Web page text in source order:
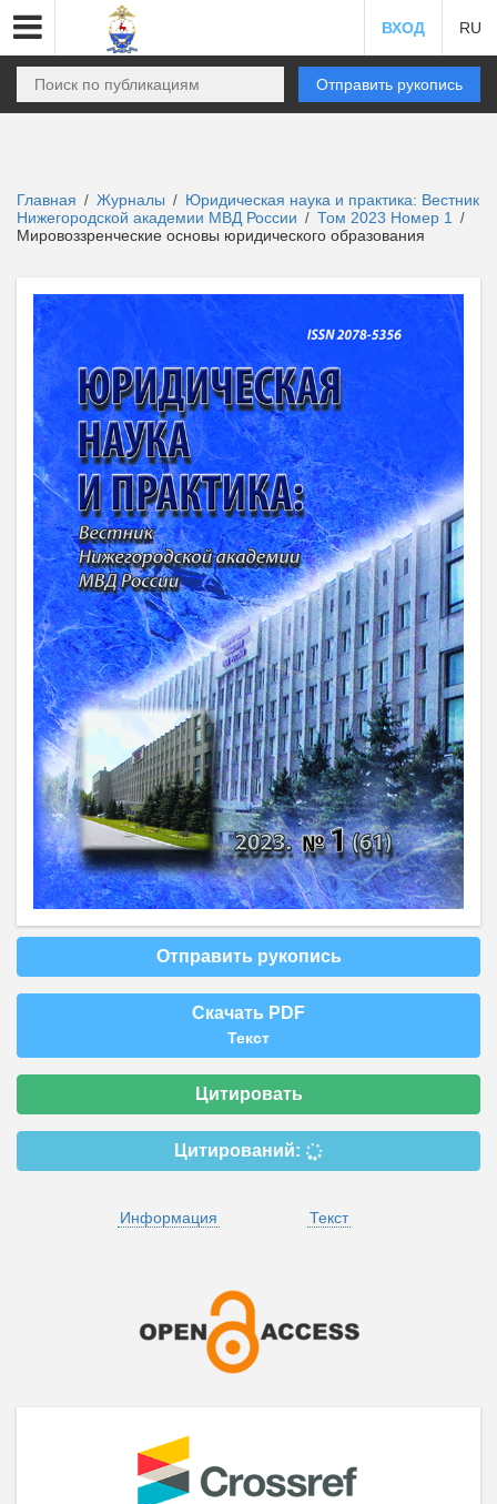
ВХОД RU
Отправить рукопись
Главная / Журналы / Юридическая наука и практика: Вестник
Нижегородской академии МВД России / Том 2023 Номер 1 /
Мировоззренческие основы юридического образования
Отправить рукопись
Скачать PDF
Текст
Цитировать
Цитирований:
Информация Текст